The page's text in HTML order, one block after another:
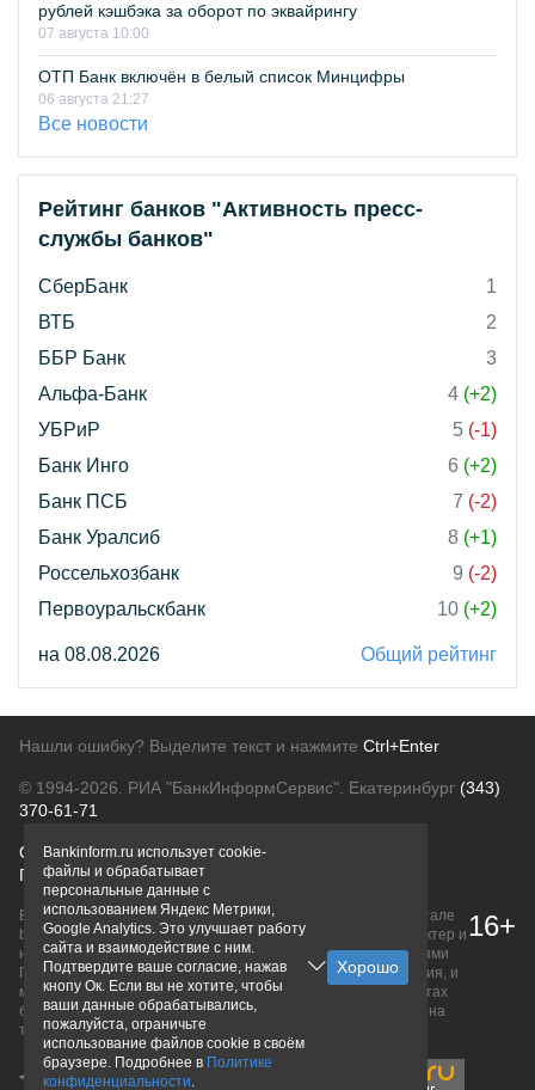
рублей кэшбэка за оборот по эквайрингу
07 августа 10:00
ОТП Банк включён в белый список Минцифры
06 августа 21:27
Все новости
Рейтинг банков "Активность пресс-
службы банков"
СберБанк
1
ВТБ
2
ББР Банк
3
Альфа-Банк
4 (+2)
УБРиР
5 (-1)
Банк Инго
6 (+2)
Банк ПСБ
7 (-2)
Банк Уралсиб
8 (+1)
Россельхозбанк
9 (-2)
Первоуральскбанк
10 (+2)
на 08.08.2026 Общий рейтинг
Нашли ошибку? Выделите текст и нажмите Ctrl+Enter
© 1994-2026. РИА "БанкИнформСервис". Екатеринбург (343)
370-61-71
О проектеПолитика конфиденциальности
Правовая информацияДля рекламодателей
Вся информация о продуктах банков, размещенная на портале
bankinform.ru, носит исключительно ознакомительный характер и
не является публичной офертой, определяемой положениями
ГК РФ. Информация не содержит точного и полного описания, и
может быть изменена. Конечные условия уточняйте на сайтах
банков или при личном обращении. Исключительное право на
товарные знаки принадлежит их правообладателям.
16+
Bankinform.ru использует cookie-
файлы и обрабатывает
персональные данные с
использованием Яндекс Метрики,
Google Analytics. Это улучшает работу
сайта и взаимодействие с ним.
Подтвердите ваше согласие, нажав
кнопу Ок. Если вы не хотите, чтобы
ваши данные обрабатывались,
пожалуйста, ограничьте
использование файлов cookie в своём
браузере. Подробнее в Политике
конфиденциальности.